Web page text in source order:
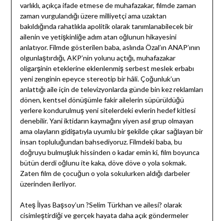
varlıklı, açıkça ifade etmese de muhafazakar, filmde zaman
zaman vurgulandığı üzere milliyetçi ama uzaktan
bakıldığında rahatlıkla apolitik olarak tanımlanabilecek bir
ailenin ve yetişkinliğe adım atan oğlunun hikayesini
anlatıyor. Filmde gösterilen baba, aslında Özal’ın ANAP’ının
olgunlaştırdığı, AKP’nin yolunu açtığı, muhafazakar
oligarşinin eteklerine eklenlenmiş serbest meslek erbabı
yeni zenginin epeyce stereotip bir hâli. Çoğunluk’un
anlattığı aile için de televizyonlarda günde bin kez reklamları
dönen, kentsel dönüşümle fakir ailelerin süpürüldüğü
yerlere kondurulmuş yeni sitelerdeki evlerin hedef kitlesi
denebilir. Yani iktidarın kaymağını yiyen asıl grup olmayan
ama olayların gidişatıyla uyumlu bir şekilde çıkar sağlayan bir
insan topluluğundan bahsediyoruz. Filmdeki baba, bu
doğruyu bulmuşluk hissinden o kadar emin ki, film boyunca
bütün derdi oğlunu ite kaka, döve döve o yola sokmak.
Zaten film de çocuğun o yola sokulurken aldığı darbeler
üzerinden ilerliyor.
Ateş İlyas Başsoy’un ?Selim Türkhan ve ailesi? olarak
cisimleştirdiği ve gerçek hayata daha açık göndermeler